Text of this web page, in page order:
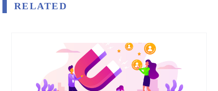
RELATED